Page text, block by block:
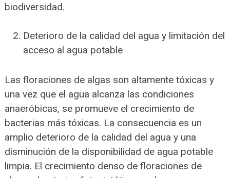
biodiversidad.
Deterioro de la calidad del agua y limitación del
acceso al agua potable
Las floraciones de algas son altamente tóxicas y
una vez que el agua alcanza las condiciones
anaeróbicas, se promueve el crecimiento de
bacterias más tóxicas. La consecuencia es un
amplio deterioro de la calidad del agua y una
disminución de la disponibilidad de agua potable
limpia. El crecimiento denso de floraciones de